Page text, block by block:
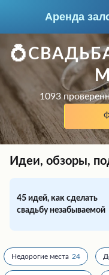
Аренда
Колл-центр
Подберите мне зал
1093
Идеи, обзоры,
45 идей, как сделать
свадьбу незабываемой
Недорогие места 24